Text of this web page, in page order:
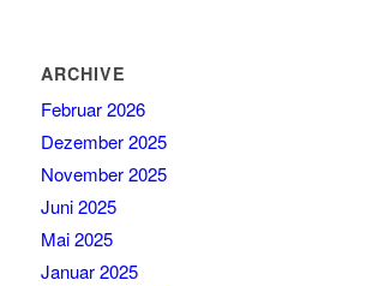
ARCHIVE
Februar 2026
Dezember 2025
November 2025
Juni 2025
Mai 2025
Januar 2025